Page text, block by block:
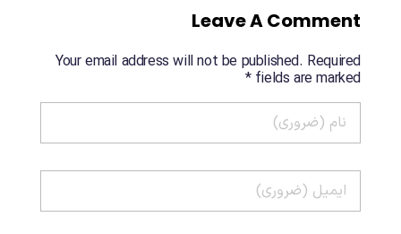
Leave A Comment
Your email address will not be published. Required
fields are marked *